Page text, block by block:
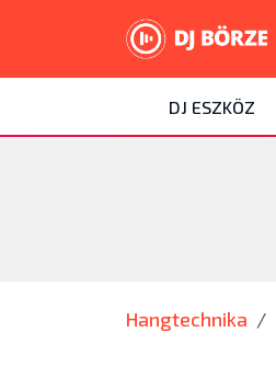
DJ ESZKÖZ
Hangtechnika